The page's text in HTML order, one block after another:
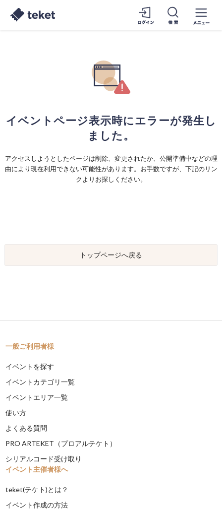
イベントページ表示時にエラーが発生し
ました。
アクセスしようとしたページは削除、変更されたか、公開準備中などの理
由により現在利用できない可能性があります。お手数ですが、下記のリン
クよりお探しください。
トップページへ戻る
一般ご利用者様
イベントを探す
イベントカテゴリ一覧
イベントエリア一覧
使い方
よくある質問
PRO ARTEKET（プロアルテケト）
シリアルコード受け取り
イベント主催者様へ
teket(テケト)とは？
イベント作成の方法